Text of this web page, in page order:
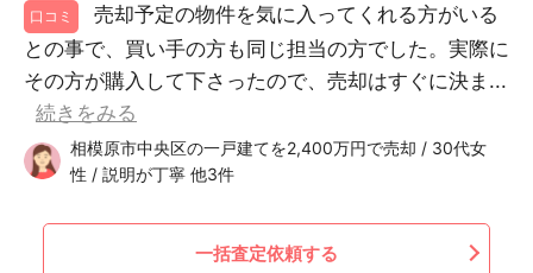
口コミ
売却予定の物件を気に入ってくれる方がいる
との事で、買い手の方も同じ担当の方でした。実際に
その方が購入して下さったので、売却はすぐに決ま...
続きをみる
相模原市中央区の一戸建てを2,400万円で売却 / 30代女
性 / 説明が丁寧 他3件
一括査定依頼する